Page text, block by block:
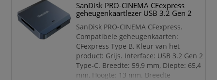
3.0 SuperSpeed ​​(5 Gbit/s), USB
2.0 Hi-Speed ​​(480 Mbit/s), USB 1.1
Full-Speed ​​(12 Mbit/s)
Voeding via USB-poort
SanDisk PRO-CINEMA CFexpress
geheugenkaartlezer USB 3.2 Gen 2
SanDisk PRO-CINEMA CFexpress.
Compatibele geheugenkaarten:
CFexpress Type B, Kleur van het
product: Grijs. Interface: USB 3.2 Gen 2
Type-C. Breedte: 59,9 mm, Diepte: 65,4
mm, Hoogte: 13 mm. Breedte